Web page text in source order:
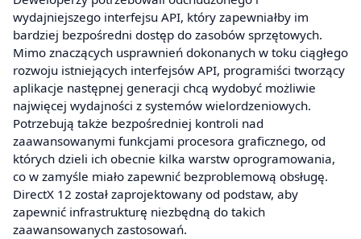
wydajniejszego interfejsu API, który zapewniałby im
bardziej bezpośredni dostęp do zasobów sprzętowych.
Mimo znaczących usprawnień dokonanych w toku ciągłego
rozwoju istniejących interfejsów API, programiści tworzący
aplikacje następnej generacji chcą wydobyć możliwie
najwięcej wydajności z systemów wielordzeniowych.
Potrzebują także bezpośredniej kontroli nad
zaawansowanymi funkcjami procesora graficznego, od
których dzieli ich obecnie kilka warstw oprogramowania,
co w zamyśle miało zapewnić bezproblemową obsługę.
DirectX 12 został zaprojektowany od podstaw, aby
zapewnić infrastrukturę niezbędną do takich
zaawansowanych zastosowań.